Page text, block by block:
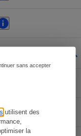
utilisent des
la
sans accepter
a.